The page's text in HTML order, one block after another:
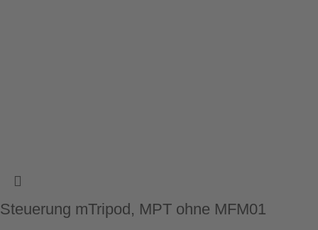
Steuerung mTripod, MPT ohne MFM01